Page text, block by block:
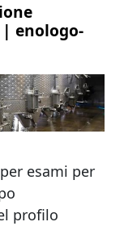
| enologo-
esami per
profilo